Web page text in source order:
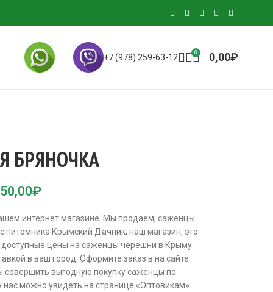
+7 (978) 259-63-12 0 0,00₽
БРЯНОЧКА
₽
интернет магазине. Мы продаем, саженцы
питомника Крымский Дачник, наш магазин, это
цены на саженцы черешни в Крыму
в ваш город. Оформите заказ в на сайте
выгодную покупку саженцы по
можно увидеть на странице «Оптовикам».